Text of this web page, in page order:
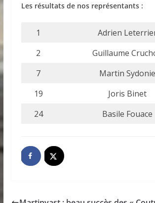
Les résultats de nos représentants :
1
Adrien
2
Guillaume
7
Martin Sydonie
19
Joris Binet
24
Basile Fouace